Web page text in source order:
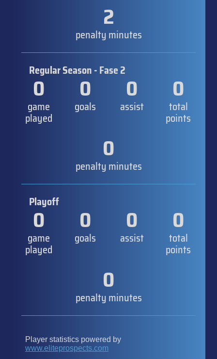
2
penalty minutes
Regular Season - Fase 2
0
game
played
0
goals
0
assist
0
total
points
0
penalty minutes
Playoff
0
game
played
0
goals
0
assist
0
total
points
0
penalty minutes